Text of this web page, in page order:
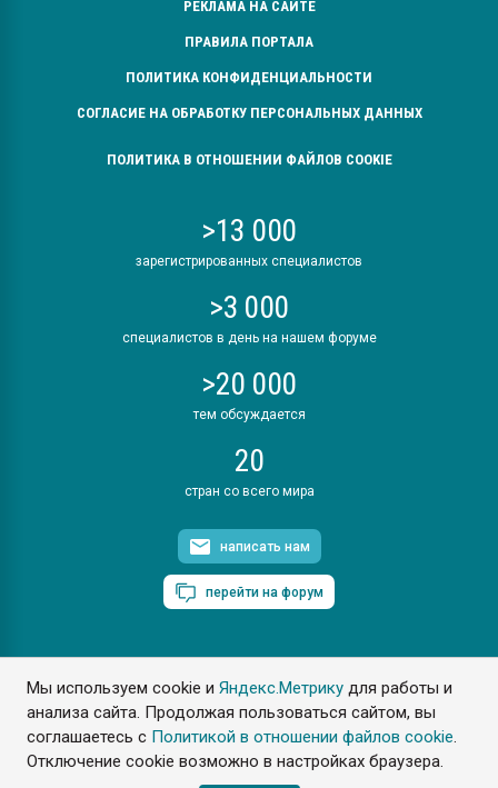
Мы используем cookie иЯндекс.Метрику для работы и
анализа сайта. Продолжая пользоваться сайтом, вы
соглашаетесь с Политикой в отношении файлов cookie.
Отключение cookie возможно в настройках браузера.
РЕКЛАМА НА САЙТЕ
ПРАВИЛА ПОРТАЛА
ПОЛИТИКА КОНФИДЕНЦИАЛЬНОСТИ
СОГЛАСИЕ НА ОБРАБОТКУ ПЕРСОНАЛЬНЫХ ДАННЫХ
ПОЛИТИКА В ОТНОШЕНИИ ФАЙЛОВ COOKIE
>13 000
зарегистрированных специалистов
>3 000
специалистов в день на нашем форуме
>20 000
тем обсуждается
20
стран со всего мира
написать нам
перейти на форум
ПластЭксперт © 2006. Все права защищены
Разрешается копирование материалов сайта с обязательной
ссылкой на www.e-plastic.ru
Разработка сайта